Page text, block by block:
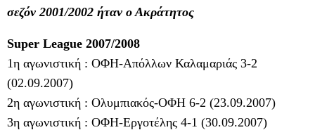
σεζόν 2001/2002 ήταν ο Ακράτητος
Super League 2007/2008
1η αγωνιστική : ΟΦΗ-Απόλλων Καλαμαριάς 3-2
(02.09.2007)
2η αγωνιστική : Ολυμπιακός-ΟΦΗ 6-2 (23.09.2007)
3η αγωνιστική : ΟΦΗ-Εργοτέλης 4-1 (30.09.2007)